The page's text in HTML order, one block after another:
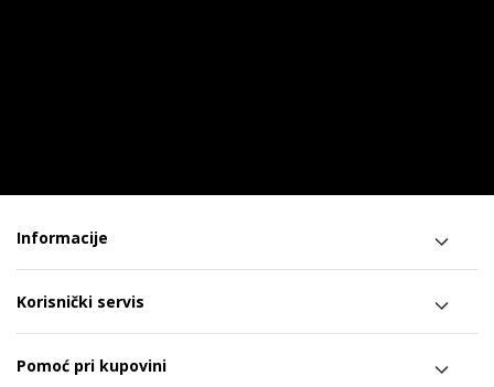
Informacije
Korisnički servis
Pomoć pri kupovini